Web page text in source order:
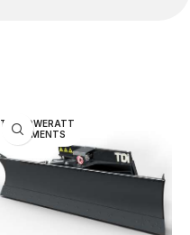
TDI POWERATT
ACHMENTS